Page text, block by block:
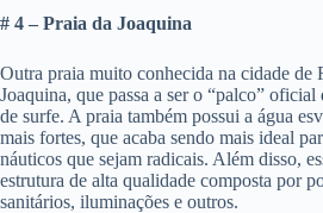
# 4 – Praia da Joaquina
Outra praia muito conhecida na cidade de
Joaquina, que passa a ser o “palco”
de surfe. A praia também possui a água
mais fortes, que acaba sendo mais ideal
náuticos que sejam radicais. Além disso,
estrutura de alta qualidade composta por
sanitários, iluminações e outros.